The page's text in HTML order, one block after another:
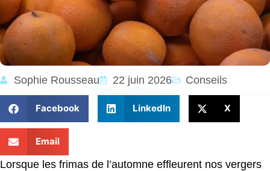
Sophie Rousseau 22 juin 2026 Conseils
Facebook LinkedIn X
Email
Lorsque les frimas de l’automne effleurent nos vergers